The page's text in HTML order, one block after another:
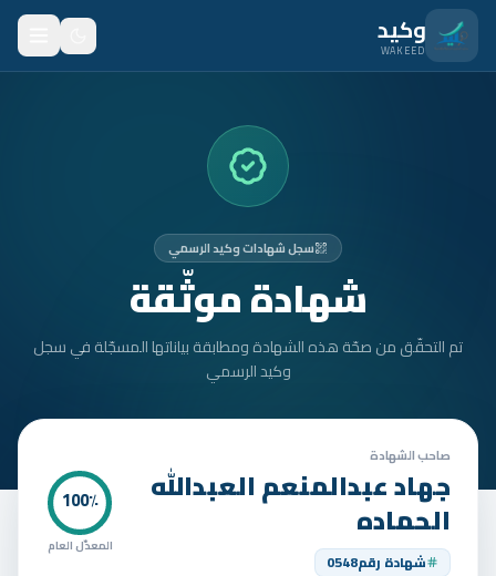
انتقل للمحتوى الرئيسي
وكيد
WAKEED
المتدربون
الأمان
تواصل
الوظائف
سجل شهادات وكيد الرسمي
شهادة موثّقة
تم التحقّق من صحّة هذه الشهادة ومطابقة بياناتها المسجّلة في سجل
وكيد الرسمي
صاحب الشهادة
جهاد عبدالمنعم العبدالله
الحماده
شهادة رقم0548
100٪
المعدّل العام